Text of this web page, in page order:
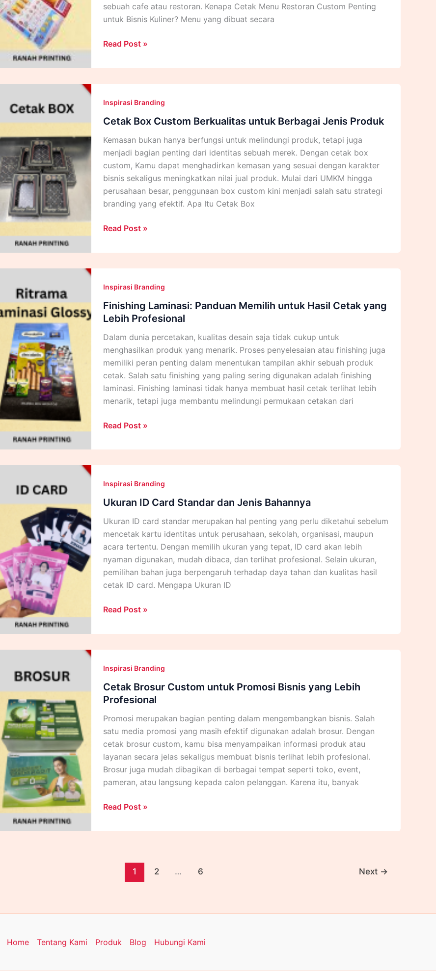
sebuah cafe atau restoran. Kenapa Cetak Menu Restoran Custom Penting
untuk Bisnis Kuliner? Menu yang dibuat secara
Cetak
Restoran
Custom
Tampilan
Profesional
Tahan
Lama
Read Post »
Inspirasi Branding
Cetak Box Custom Berkualitas untuk Berbagai Jenis Produk
Kemasan bukan hanya berfungsi untuk melindungi produk, tetapi juga
menjadi bagian penting dari identitas sebuah merek. Dengan cetak box
custom, Kamu dapat menghadirkan kemasan yang sesuai dengan karakter
bisnis sekaligus meningkatkan nilai jual produk. Mulai dari UMKM hingga
perusahaan besar, penggunaan box custom kini menjadi salah satu strategi
branding yang efektif. Apa Itu Cetak Box
Cetak
Custom
Berbagai
Jenis
Produk
Read Post »
Inspirasi Branding
Finishing Laminasi: Panduan Memilih untuk Hasil Cetak yang
Lebih Profesional
Dalam dunia percetakan, kualitas desain saja tidak cukup untuk
menghasilkan produk yang menarik. Proses penyelesaian atau finishing juga
memiliki peran penting dalam menentukan tampilan akhir sebuah produk
cetak. Salah satu finishing yang paling sering digunakan adalah finishing
laminasi. Finishing laminasi tidak hanya membuat hasil cetak terlihat lebih
menarik, tetapi juga membantu melindungi permukaan cetakan dari
Finishing
Panduan
Memilih
Hasil
Cetak
Lebih
Profesional
Read Post »
Inspirasi Branding
Ukuran ID Card Standar dan Jenis Bahannya
Ukuran ID card standar merupakan hal penting yang perlu diketahui sebelum
mencetak kartu identitas untuk perusahaan, sekolah, organisasi, maupun
acara tertentu. Dengan memilih ukuran yang tepat, ID card akan lebih
nyaman digunakan, mudah dibaca, dan terlihat profesional. Selain ukuran,
pemilihan bahan juga berpengaruh terhadap daya tahan dan kualitas hasil
cetak ID card. Mengapa Ukuran ID
Ukuran
Card
Standar
Jenis
Bahannya
Read Post »
Inspirasi Branding
Cetak Brosur Custom untuk Promosi Bisnis yang Lebih
Profesional
Promosi merupakan bagian penting dalam mengembangkan bisnis. Salah
satu media promosi yang masih efektif digunakan adalah brosur. Dengan
cetak brosur custom, kamu bisa menyampaikan informasi produk atau
layanan secara jelas sekaligus membuat bisnis terlihat lebih profesional.
Brosur juga mudah dibagikan di berbagai tempat seperti toko, event,
pameran, atau langsung kepada calon pelanggan. Karena itu, banyak
Cetak
Custom
Read Post »
1 2 … 6 Next →
Home Tentang Kami Produk Blog Hubungi Kami